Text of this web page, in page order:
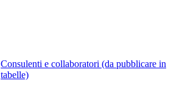
Consulenti e collaboratori (da pubblicare in
tabelle)